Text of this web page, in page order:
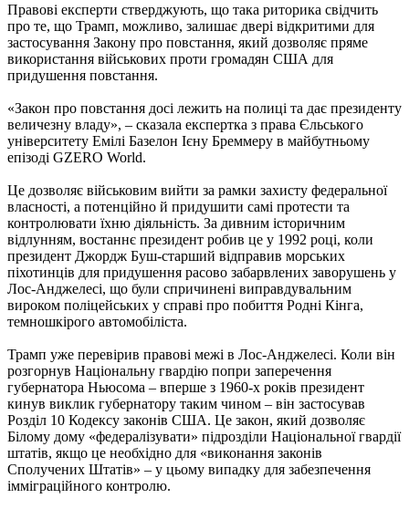
Правові експерти стверджують, що така риторика свідчить
про те, що Трамп, можливо, залишає двері відкритими для
застосування Закону про повстання, який дозволяє пряме
використання військових проти громадян США для
придушення повстання.
«Закон про повстання досі лежить на полиці та дає президенту
величезну владу», – сказала експертка з права Єльського
університету Емілі Базелон Ієну Бреммеру в майбутньому
епізоді GZERO World.
Це дозволяє військовим вийти за рамки захисту федеральної
власності, а потенційно й придушити самі протести та
контролювати їхню діяльність. За дивним історичним
відлунням, востаннє президент робив це у 1992 році, коли
президент Джордж Буш-старший відправив морських
піхотинців для придушення расово забарвлених заворушень у
Лос-Анджелесі, що були спричинені виправдувальним
вироком поліцейських у справі про побиття Родні Кінга,
темношкірого автомобіліста.
Трамп уже перевірив правові межі в Лос-Анджелесі. Коли він
розгорнув Національну гвардію попри заперечення
губернатора Ньюсома – вперше з 1960-х років президент
кинув виклик губернатору таким чином – він застосував
Розділ 10 Кодексу законів США. Це закон, який дозволяє
Білому дому «федералізувати» підрозділи Національної гвардії
штатів, якщо це необхідно для «виконання законів
Сполучених Штатів» – у цьому випадку для забезпечення
імміграційного контролю.